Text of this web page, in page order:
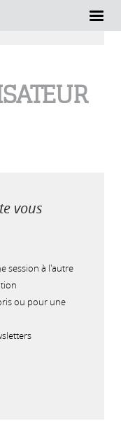
vous
session à l'autre
ou pour une